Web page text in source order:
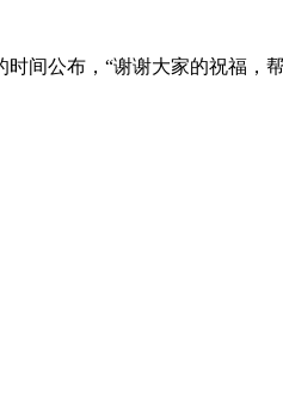
间公布，“谢谢大家的祝福，